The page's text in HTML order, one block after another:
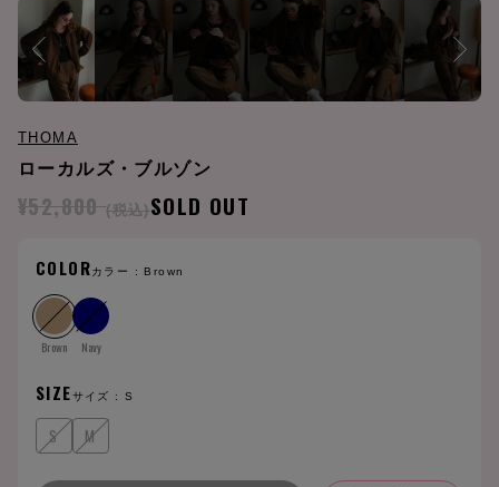
THOMA
ローカルズ・ブルゾン
¥52,800 (税込)SOLD OUT
COLORカラー : Brown
Brown Navy
SIZEサイズ :S
S M